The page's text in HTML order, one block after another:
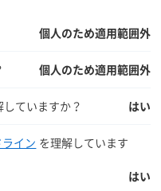
個人のため適用範囲外
個人のため適用範囲外
ていますか？ はい
イン を理解しています
はい